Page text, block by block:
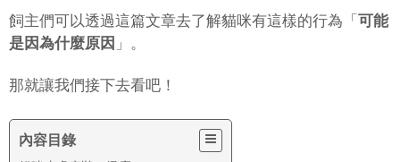
飼主們可以透過這篇文章去了解貓咪有這樣的行為「 可能
是因為什麼原因 」。
那就讓我們接下去看吧！
內容目錄